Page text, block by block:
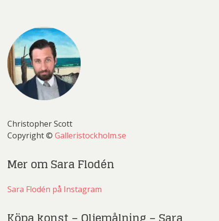
Christopher Scott
Copyright © Galleristockholm.se
Mer om Sara Flodén
Sara Flodén på Instagram